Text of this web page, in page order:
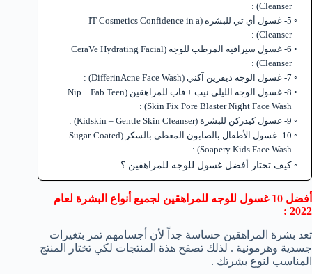
Cleanser) :
5- غسول أي تي للبشرة (IT Cosmetics Confidence in a
Cleanser) :
6- غسول سيرافيه المرطب للوجه (CeraVe Hydrating Facial
Cleanser) :
7- غسول الوجه ديفرين آكني (DifferinAcne Face Wash) :
8- غسول الوجه الليلي نيب + فاب للمراهقين (Nip + Fab Teen
Skin Fix Pore Blaster Night Face Wash) :
9- غسول كيدزكن للبشرة (Kidskin – Gentle Skin Cleanser) :
10- غسول الأطفال بالصابون المغطي بالسكر (Sugar-Coated
Soapery Kids Face Wash) :
كيف تختار أفضل غسول للوجه للمراهقين ؟
أفضل 10 غسول للوجه للمراهقين لجميع أنواع البشرة لعام
2022 :
تعد بشرة المراهقين حساسة جداً لأن أجسامهم تمر بتغيرات
جسدية وهرمونية . لذلك تصفح هذة المنتجات لكي تختار المنتج
المناسب لنوع بشرتك .